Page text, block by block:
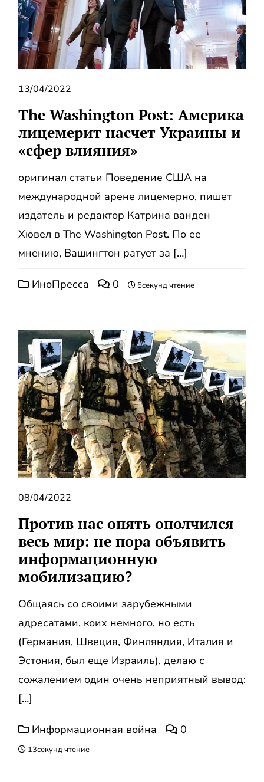
13/04/2022
The Washington Post: Америка
лицемерит насчет Украины и
«сфер влияния»
оригинал статьи Поведение США на
международной арене лицемерно, пишет
издатель и редактор Катрина ванден
Хювел в The Washington Post. По ее
мнению, Вашингтон ратует за […]
ИноПресса 0 5секунд чтение
08/04/2022
Против нас опять ополчился
весь мир: не пора объявить
информационную
мобилизацию?
Общаясь со своими зарубежными
адресатами, коих немного, но есть
(Германия, Швеция, Финляндия, Италия и
Эстония, был еще Израиль), делаю с
сожалением один очень неприятный вывод:
[…]
Информационная война 0
13секунд чтение